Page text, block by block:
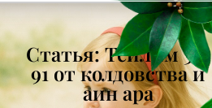
Статья: Теилим 3 и
91 от колдовства и
аин ара